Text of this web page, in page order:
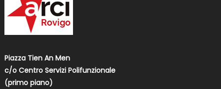
Piazza Tien An Men
c/o Centro Servizi Polifunzionale
(primo piano)